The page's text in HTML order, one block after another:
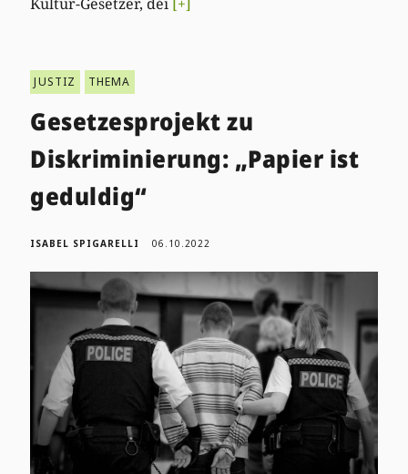
JUSTIZ THEMA
Gesetzesprojekt zu
Diskriminierung: „Papier ist
geduldig“
ISABEL SPIGARELLI 06.10.2022